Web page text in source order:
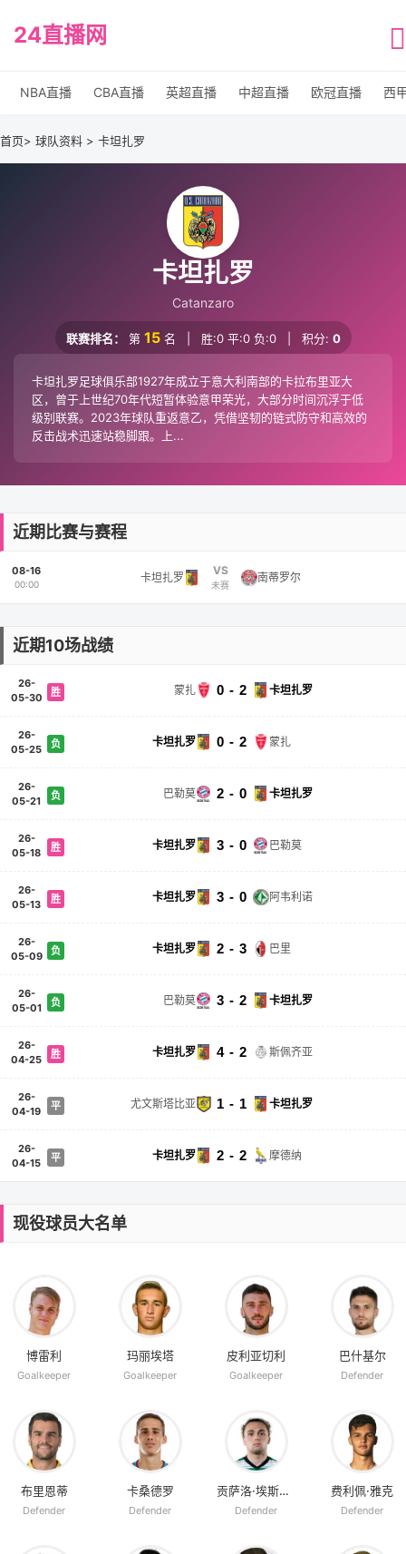
24直播网
NBA直播 CBA直播 英超直播 中超直播 欧冠直播 西
首页> 球队资料 > 卡坦扎罗
卡坦扎罗
Catanzaro
联赛排名： 第 15名 胜:0 平:0 负:0 积分: 0
卡坦扎罗足球俱乐部1927年成立于意大利南部的卡拉布里亚大
区，曾于上世纪70年代短暂体验意甲荣光，大部分时间沉浮于低
级别联赛。2023年球队重返意乙，凭借坚韧的链式防守和高效的
反击战术迅速站稳脚跟。上...
近期比赛与赛程
08-16
00:00
卡坦扎罗 VS
未赛
南蒂罗尔
近期10场战绩
26-
05-30
胜 蒙扎 0 - 2 卡坦扎罗
26-
05-25
负 卡坦扎罗 0 - 2 蒙扎
26-
05-21
负 巴勒莫 2 - 0 卡坦扎罗
26-
05-18
胜 卡坦扎罗 3 - 0 巴勒莫
26-
05-13
胜 卡坦扎罗 3 - 0 阿韦利诺
26-
05-09
负 卡坦扎罗 2 - 3 巴里
26-
05-01
负 巴勒莫 3 - 2 卡坦扎罗
26-
04-25
胜 卡坦扎罗 4 - 2 斯佩齐亚
26-
04-19
平 尤文斯塔比亚 1 - 1 卡坦扎罗
26-
04-15
平 卡坦扎罗 2 - 2 摩德纳
现役球员大名单
博雷利
Goalkeeper
玛丽埃塔
Goalkeeper
皮利亚切利
Goalkeeper
巴什基尔
Defender
布里恩蒂
Defender
卡桑德罗
Defender
贡萨洛·埃斯特维斯
Defender
费利佩·雅克
Defender